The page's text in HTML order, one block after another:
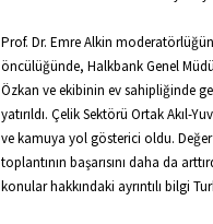
Prof. Dr. Emre Alkin
öncülüğünde, Halkbank Genel
Özkan ve ekibinin ev sahipliğinde
yatırıldı. Çelik Sektörü Ortak Akıl-
ve kamuya yol gösterici oldu.
toplantının başarısını daha da
konular hakkındaki ayrıntılı bilgi